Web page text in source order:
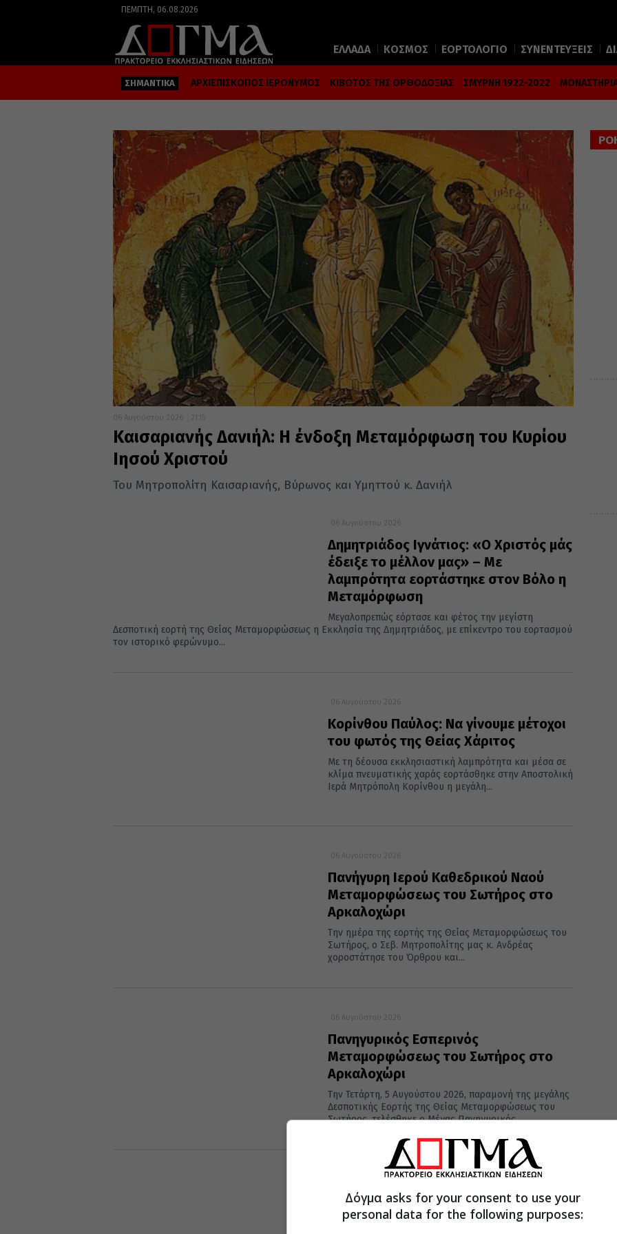
ΠΈΜΠΤΗ, 06.08.2026
ΕΛΛΑΔΑ ΚΟΣΜΟΣ ΕΟΡΤΟΛΟΓΙΟ ΣΥΝΕΝΤΕΥΞΕΙΣ
ΣΗΜΑΝΤΙΚΑ ΑΡΧΙΕΠΙΣΚΟΠΟΣ ΙΕΡΩΝΥΜΟΣ ΚΙΒΩΤΟΣ ΤΗΣ ΟΡΘΟΔΟΞΙΑΣ ΣΜΥΡΝΗ 1922-2022
06 Αυγούστου 2026 21:15
Καισαριανής Δανιήλ: Η ένδοξη Μεταμόρφωση του Κυρίου
Ιησού Χριστού
Του Μητροπολίτη Καισαριανής, Βύρωνος και Υμηττού κ. Δανιήλ
06 Αυγούστου 2026
Δημητριάδος Ιγνάτιος: «Ο Χριστός μάς
έδειξε το μέλλον μας» – Με
λαμπρότητα εορτάστηκε στον Βόλο η
Μεταμόρφωση
Μεγαλοπρεπώς εόρτασε και φέτος την μεγίστη
Δεσποτική εορτή της Θείας Μεταμορφώσεως η Εκκλησία της Δημητριάδος, με επίκεντρο του εορτασμού
τον ιστορικό φερώνυμο...
06 Αυγούστου 2026
Κορίνθου Παύλος: Να γίνουμε μέτοχοι
του φωτός της Θείας Χάριτος
Με τη δέουσα εκκλησιαστική λαμπρότητα και μέσα σε
κλίμα πνευματικής χαράς εορτάσθηκε στην Αποστολική
Ιερά Μητρόπολη Κορίνθου η μεγάλη...
06 Αυγούστου 2026
Πανήγυρη Ιερού Καθεδρικού Ναού
Μεταμορφώσεως του Σωτήρος στο
Αρκαλοχώρι
Την ημέρα της εορτής της Θείας Μεταμορφώσεως του
Σωτήρος, ο Σεβ. Μητροπολίτης μας κ. Ανδρέας
χοροστάτησε του Όρθρου και...
06 Αυγούστου 2026
Πανηγυρικός Εσπερινός
Μεταμορφώσεως του Σωτήρος στο
Αρκαλοχώρι
Την Τετάρτη, 5 Αυγούστου 2026, παραμονή της μεγάλης
Δεσποτικής Εορτής της Θείας Μεταμορφώσεως του
Σωτήρος, τελέσθηκε ο Μέγας Πανηγυρικός...
06 Αυγούστου 2026
Ιερά Παράκληση προς την Υπεραγία
Θεοτόκο στην Πολυθέα Πέδιαδος
Δόγμα asks for your consent to use your
personal data for the following purposes: